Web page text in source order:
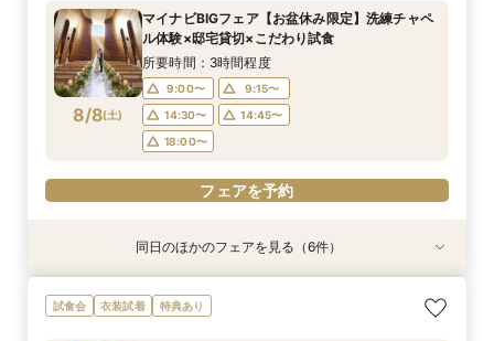
8/7(金)
10:00〜
11:00〜
12:00〜
14:00〜
15:00〜
電話予約のみ
8/7(金)
10:00〜
11:00〜
12:00〜
14:00〜
15:00〜
電話予約のみ
8/7(金)
10:00〜
11:00〜
12:00〜
14:00〜
15:00〜
電話予約のみ
8/7(金)
10:00〜
11:00〜
12:00〜
14:00〜
15:00〜
電話予約のみ
8/8(土)
マイナビBIGフェア【お盆休み限定】洗練チャペ
ル体験×邸宅貸切×こだわり試食
所要時間：3時間程度
9:00〜
9:15〜
14:30〜
14:45〜
18:00〜
フェアを予約
衣装試着 特典あり 動画あり
＜初めての式場見学＞心躍る花嫁の第一歩♪ゆっ
たり相談＆見学会
衣装試着 特典あり
【10名～におすすめ*少人数W★】挙式×贅沢試
食×おもてなし体験
衣装試着 特典あり
大好評♪ペット婚【支持率NO,1】ペットも安心
W*相談会
【遠方の方◎オンライン相談会】スマホで簡単！
豪華5大特典付き
衣装試着 特典あり
【料理重視の方◎】シェフ渾身コース試食＆おも
てなし料理特典
衣装試着 特典あり
「即決ナシ」予算のリアル大公開！本番コーデ×
人気ドレス優待付
同日のほかのフェアを見る（6件）
試食会 衣装試着 特典あり